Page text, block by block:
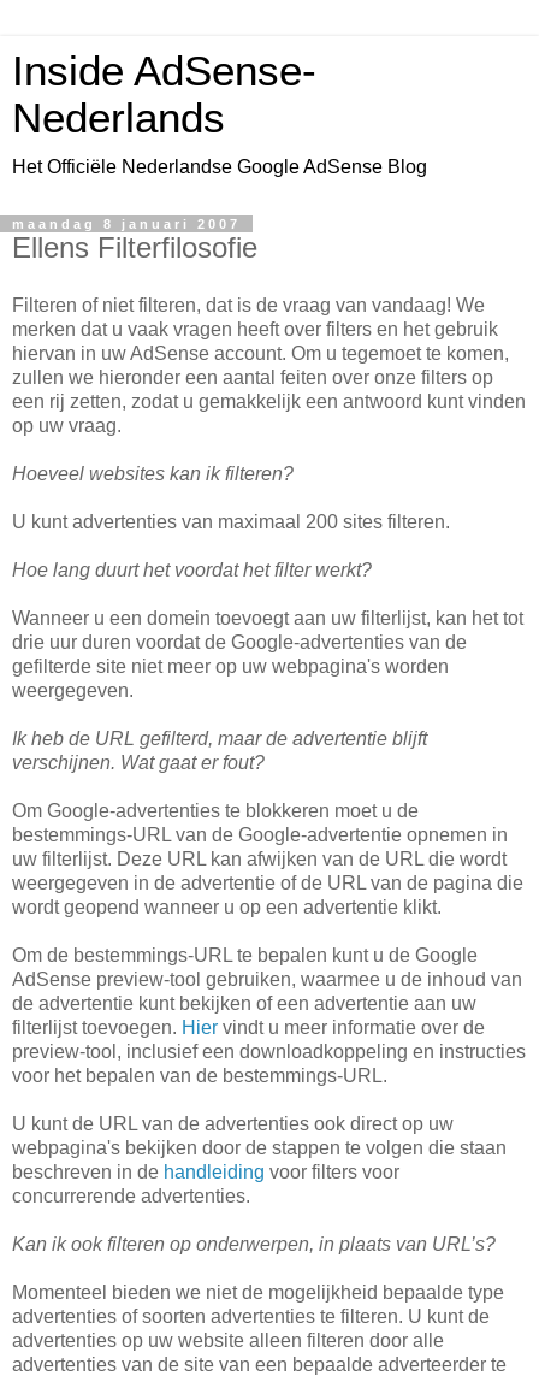
Inside AdSense-
Nederlands
Het Officiële Nederlandse Google AdSense Blog
maandag 8 januari 2007
Ellens Filterfilosofie
Filteren of niet filteren, dat is de vraag van vandaag! We
merken dat u vaak vragen heeft over filters en het gebruik
hiervan in uw AdSense account. Om u tegemoet te komen,
zullen we hieronder een aantal feiten over onze filters op
een rij zetten, zodat u gemakkelijk een antwoord kunt vinden
op uw vraag.
Hoeveel websites kan ik filteren?
U kunt advertenties van maximaal 200 sites filteren.
Hoe lang duurt het voordat het filter werkt?
Wanneer u een domein toevoegt aan uw filterlijst, kan het tot
drie uur duren voordat de Google-advertenties van de
gefilterde site niet meer op uw webpagina's worden
weergegeven.
Ik heb de URL gefilterd, maar de advertentie blijft
verschijnen. Wat gaat er fout?
Om Google-advertenties te blokkeren moet u de
bestemmings-URL van de Google-advertentie opnemen in
uw filterlijst. Deze URL kan afwijken van de URL die wordt
weergegeven in de advertentie of de URL van de pagina die
wordt geopend wanneer u op een advertentie klikt.
Om de bestemmings-URL te bepalen kunt u de Google
AdSense preview-tool gebruiken, waarmee u de inhoud van
de advertentie kunt bekijken of een advertentie aan uw
filterlijst toevoegen. Hier vindt u meer informatie over de
preview-tool, inclusief een downloadkoppeling en instructies
voor het bepalen van de bestemmings-URL.
U kunt de URL van de advertenties ook direct op uw
webpagina's bekijken door de stappen te volgen die staan
beschreven in de handleiding voor filters voor
concurrerende advertenties.
Kan ik ook filteren op onderwerpen, in plaats van URL’s?
Momenteel bieden we niet de mogelijkheid bepaalde type
advertenties of soorten advertenties te filteren. U kunt de
advertenties op uw website alleen filteren door alle
advertenties van de site van een bepaalde adverteerder te